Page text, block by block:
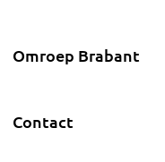
Omroep Brabant
Contact